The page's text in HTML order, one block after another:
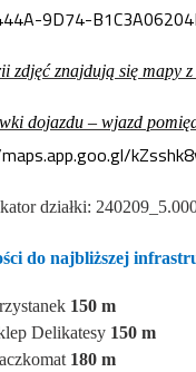
9D74-
zdjęć znajdują się mapy
dojazdu – wjazd
działki:
do najbliższej
150 m
Delikatesy 150 m
180 m